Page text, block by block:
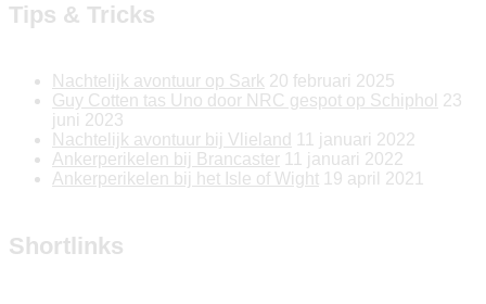
Tips & Tricks
Nachtelijk avontuur op Sark 20 februari 2025
Guy Cotten tas Uno door NRC gespot op Schiphol 23
juni 2023
Nachtelijk avontuur bij Vlieland 11 januari 2022
Ankerperikelen bij Brancaster 11 januari 2022
Ankerperikelen bij het Isle of Wight 19 april 2021
Shortlinks